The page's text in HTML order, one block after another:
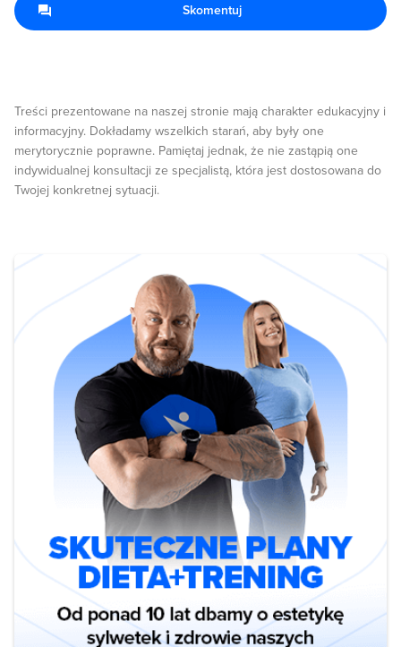
Treści prezentowane na naszej stronie mają charakter edukacyjny i
informacyjny. Dokładamy wszelkich starań, aby były one
merytorycznie poprawne. Pamiętaj jednak, że nie zastąpią one
indywidualnej konsultacji ze specjalistą, która jest dostosowana do
Twojej konkretnej sytuacji.
Skomentuj